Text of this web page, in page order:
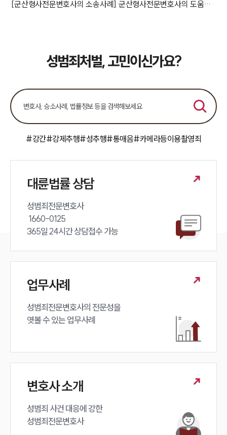
[군산형사전문변호사의 소송사례] 군산형사전문변호사의 도움으로 집행유예 판결 받아
성범죄처벌, 고민이신가요?
#강간#강제추행#성추행#통매음#카메라등이용촬영죄
대륜법률 상담
성범죄전문변호사
365일 24시간 상담접수 가능
업무사례
성범죄전문변호사의 전문성을
엿볼 수 있는 업무사례
변호사 소개
성범죄 사건 대응에 강한
성범죄전문변호사